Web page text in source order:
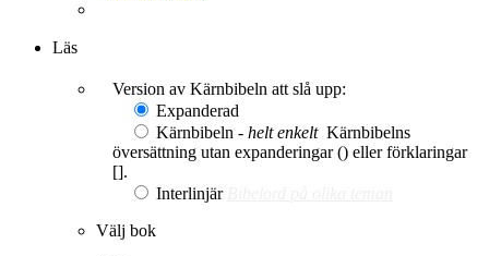
Läs
Version av Kärnbibeln att slå upp:
Expanderad
Kärnbibeln - helt enkelt Kärnbibelns
översättning utan expanderingar () eller förklaringar
[].
Interlinjär
Välj bok